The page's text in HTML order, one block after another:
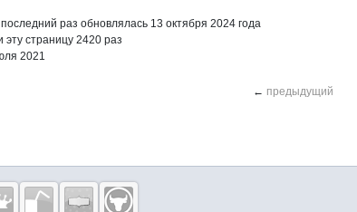
раз обновлялась 13 октября 2024 года
страницу 2420 раз
2021
← предыдущий